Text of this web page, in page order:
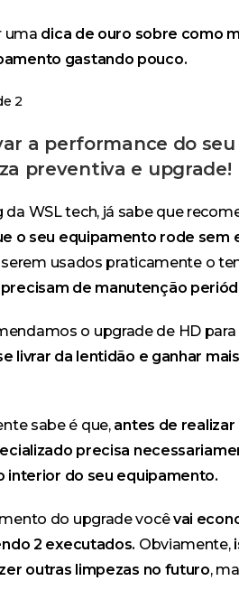
uma dica de ouro sobre como
gastando pouco.
a performance do seu
preventiva e upgrade!
WSL tech, já sabe que
o seu equipamento rode sem
serem usados praticamente o
de manutenção
o upgrade de HD para
livrar da lentidão e ganhar
sabe é que,antes de realizar
precisa
interior do seu equipamento.
do upgrade vocêvai
2 executados. Obviamente,
outras limpezas no futuro,